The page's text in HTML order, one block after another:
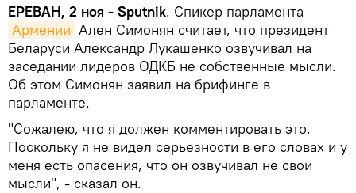
ЕРЕВАН, 2 ноя - Sputnik. Спикер парламента
Армении Ален Симонян считает, что президент
Беларуси Александр Лукашенко озвучивал на
заседании лидеров ОДКБ не собственные мысли.
Об этом Симонян заявил на брифинге в
парламенте.
"Сожалею, что я должен комментировать это.
Поскольку я не видел серьезности в его словах и у
меня есть опасения, что он озвучивал не свои
мысли", - сказал он.